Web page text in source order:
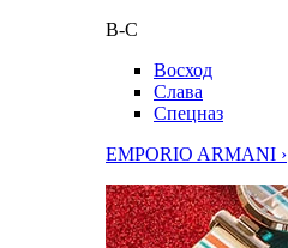
В-С
Восход
Слава
Спецназ
EMPORIO ARMANI ›